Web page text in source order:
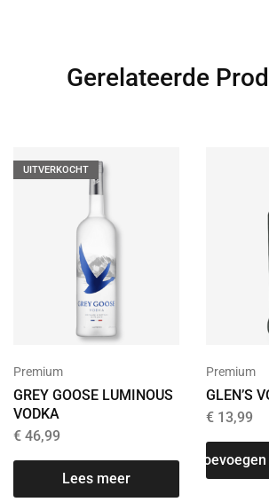
Gerelateerde
UITVERKOCHT
Premium
GREY GOOSE LUMINOUS
VODKA
€ 46,99
Lees meer
Premium
GLEN’S
€13,99